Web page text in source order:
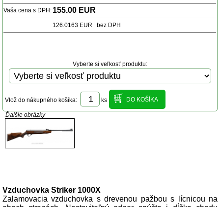
Vaša cena s DPH: 155.00 EUR
126.0163 EUR bez DPH
Vyberte si veľkosť produktu:
Vlož do nákupného košíka: ks
Ďalšie obrázky
Vzduchovka Striker 1000X
Zalamovacia vzduchovka s drevenou pažbou s lícnicou na